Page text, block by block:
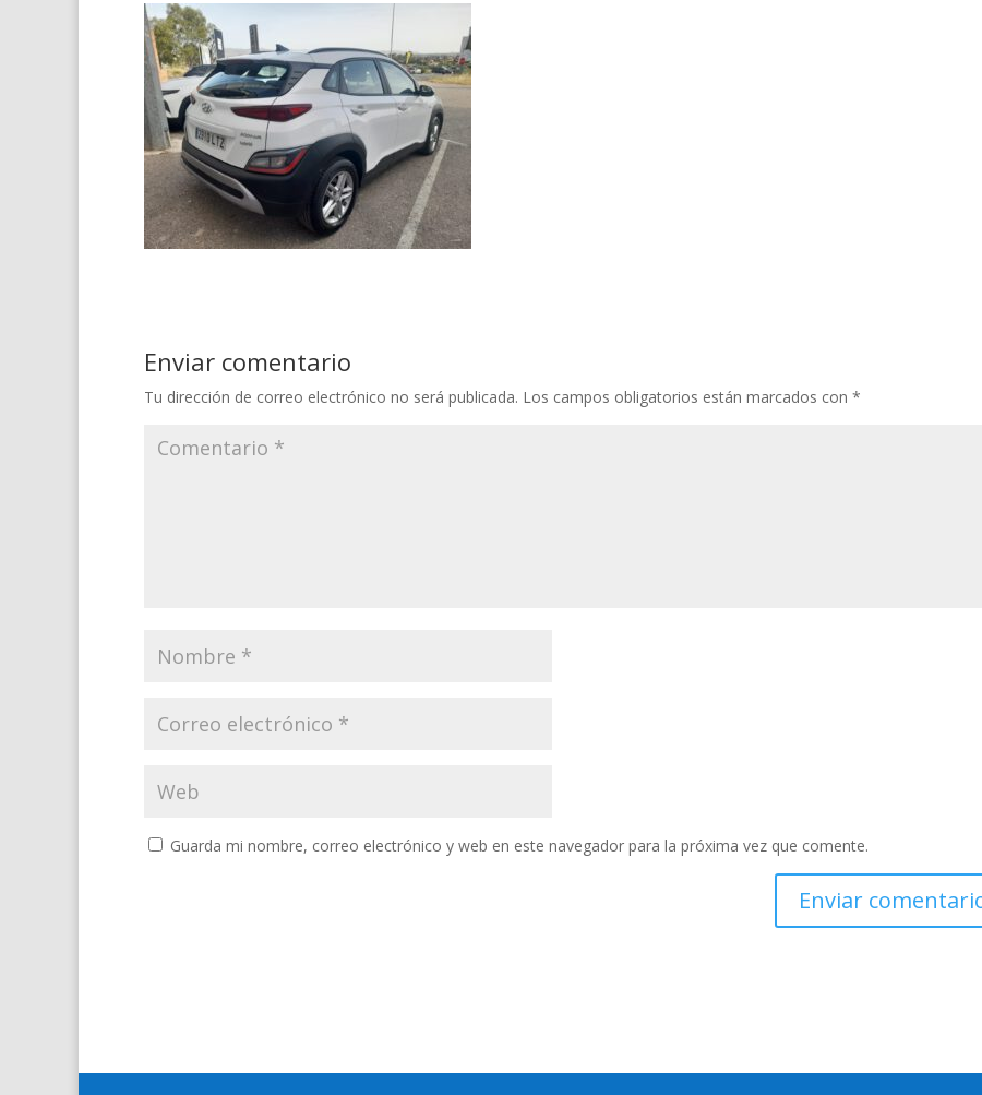
Enviar comentario
Tu dirección de correo electrónico no será publicada. Los campos obligatorios están marcados con *
Guarda mi nombre, correo electrónico y web en este navegador para la próxima vez que comente.